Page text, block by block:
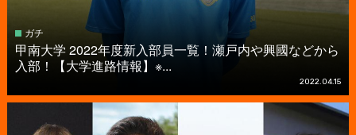
ガチ
甲南大学 2022年度新入部員一覧！瀬戸内や興國などから
入部！【大学進路情報】※...
2022.04.15